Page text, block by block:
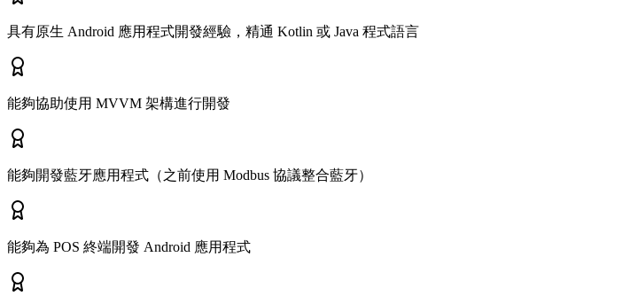
具有原生 Android 應用程式開發經驗，精通 Kotlin 或 Java 程式語言
能夠協助使用 MVVM 架構進行開發
能夠開發藍牙應用程式（之前使用 Modbus 協議整合藍牙）
能夠為 POS 終端開發 Android 應用程式